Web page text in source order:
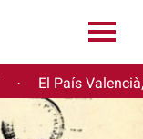
· El País